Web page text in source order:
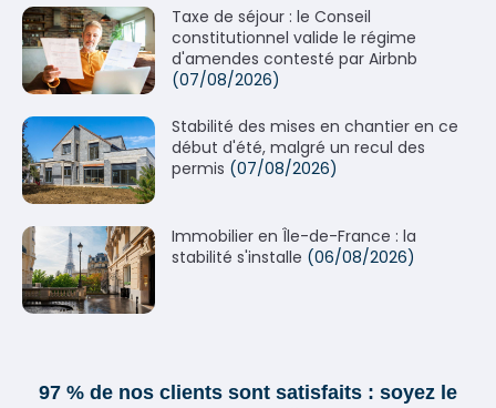
Taxe de séjour : le Conseil
constitutionnel valide le régime
d'amendes contesté par Airbnb
(07/08/2026)
Stabilité des mises en chantier en ce
début d'été, malgré un recul des
permis (07/08/2026)
Immobilier en Île-de-France : la
stabilité s'installe (06/08/2026)